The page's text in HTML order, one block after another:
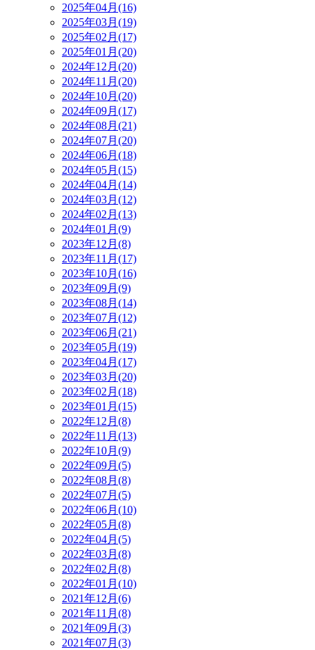
2025年04月(16)
2025年03月(19)
2025年02月(17)
2025年01月(20)
2024年12月(20)
2024年11月(20)
2024年10月(20)
2024年09月(17)
2024年08月(21)
2024年07月(20)
2024年06月(18)
2024年05月(15)
2024年04月(14)
2024年03月(12)
2024年02月(13)
2024年01月(9)
2023年12月(8)
2023年11月(17)
2023年10月(16)
2023年09月(9)
2023年08月(14)
2023年07月(12)
2023年06月(21)
2023年05月(19)
2023年04月(17)
2023年03月(20)
2023年02月(18)
2023年01月(15)
2022年12月(8)
2022年11月(13)
2022年10月(9)
2022年09月(5)
2022年08月(8)
2022年07月(5)
2022年06月(10)
2022年05月(8)
2022年04月(5)
2022年03月(8)
2022年02月(8)
2022年01月(10)
2021年12月(6)
2021年11月(8)
2021年09月(3)
2021年07月(3)